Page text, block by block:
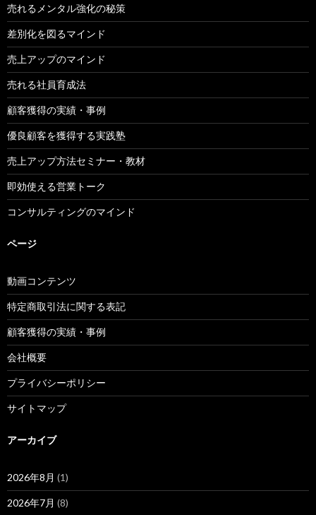
売れるメンタル強化の秘策
差別化を図るマインド
売上アップのマインド
売れる社員育成法
顧客獲得の実績・事例
優良顧客を獲得する実践塾
売上アップ方法セミナー・教材
即効使える営業トーク
コンサルティングのマインド
ページ
動画コンテンツ
特定商取引法に関する表記
顧客獲得の実績・事例
会社概要
プライバシーポリシー
サイトマップ
アーカイブ
2026年8月 (1)
2026年7月 (8)